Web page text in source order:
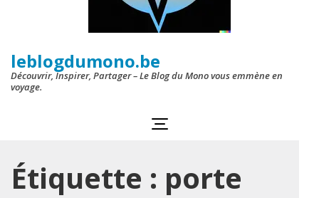
leblogdumono.be
Découvrir, Inspirer, Partager – Le Blog du Mono vous emmène en
voyage.
Étiquette : porte